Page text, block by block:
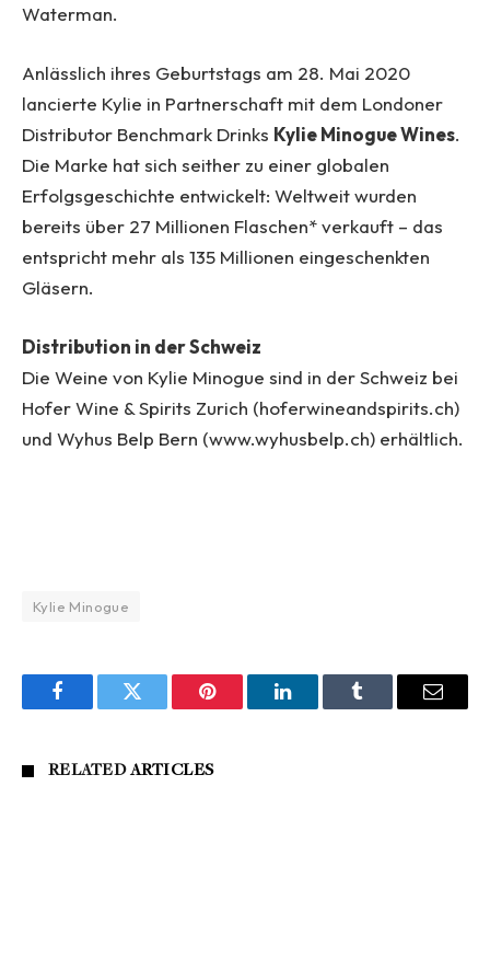
Waterman.
Anlässlich ihres Geburtstags am 28. Mai 2020
lancierte Kylie in Partnerschaft mit dem Londoner
Distributor Benchmark Drinks Kylie Minogue Wines.
Die Marke hat sich seither zu einer globalen
Erfolgsgeschichte entwickelt: Weltweit wurden
bereits über 27 Millionen Flaschen* verkauft – das
entspricht mehr als 135 Millionen eingeschenkten
Gläsern.
Distribution in der Schweiz
Die Weine von Kylie Minogue sind in der Schweiz bei
Hofer Wine & Spirits Zurich (hoferwineandspirits.ch)
und Wyhus Belp Bern (www.wyhusbelp.ch) erhältlich.
Kylie Minogue
FacebookTwitter Pinterest LinkedInTumblr Email
RELATEDARTICLES